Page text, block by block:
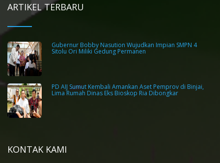
ARTIKEL TERBARU
Gubernur Bobby Nasution Wujudkan Impian SMPN 4
Sitolu Ori Miliki Gedung Permanen
PD AIJ Sumut Kembali Amankan Aset Pemprov di Binjai,
Lima Rumah Dinas Eks Bioskop Ria Dibongkar
KONTAK KAMI